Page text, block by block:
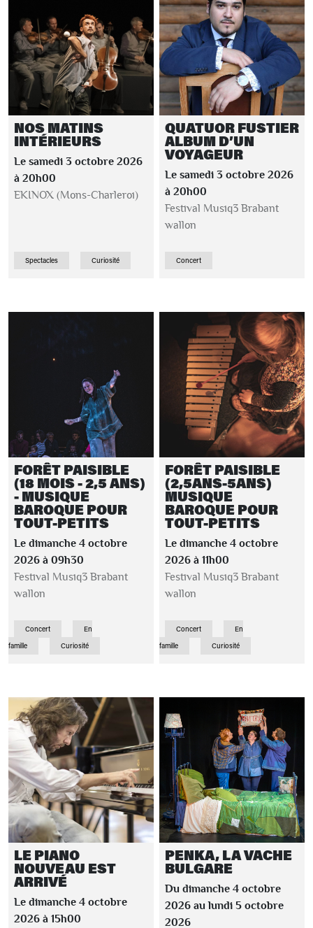
NOS MATINS
INTÉRIEURS
Le samedi 3 octobre 2026
à 20h00
EKINOX (Mons-Charleroi)
Spectacles Curiosité
QUATUOR FUSTIER
ALBUM D’UN
VOYAGEUR
Le samedi 3 octobre 2026
à 20h00
Festival Musiq3 Brabant
wallon
Concert
FORÊT PAISIBLE
(18 MOIS - 2,5 ANS)
- MUSIQUE
BAROQUE POUR
TOUT-PETITS
Le dimanche 4 octobre
2026 à 09h30
Festival Musiq3 Brabant
wallon
Concert
En
famille
Curiosité
FORÊT PAISIBLE
(2,5ANS-5ANS)
MUSIQUE
BAROQUE POUR
TOUT-PETITS
Le dimanche 4 octobre
2026 à 11h00
Festival Musiq3 Brabant
wallon
Concert
En
famille
Curiosité
LE PIANO
NOUVEAU EST
ARRIVÉ
Le dimanche 4 octobre
2026 à 15h00
PENKA, LA VACHE
BULGARE
Du dimanche 4 octobre
2026 au lundi 5 octobre
2026